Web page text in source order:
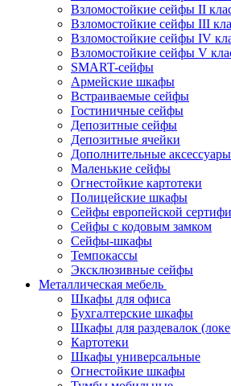
Взломостойкие сейфы II
Взломостойкие сейфы III
Взломостойкие сейфы IV
Взломостойкие сейфы V
SMART-сейфы
Армейские шкафы
Встраиваемые сейфы
Гостиничные сейфы
Депозитные сейфы
Депозитные ячейки
Дополнительные
Маленькие сейфы
Огнестойкие картотеки
Полицейские шкафы
Сейфы европейской
Сейфы с кодовым замком
Сейфы-шкафы
Темпокассы
Эксклюзивные сейфы
Металлическая мебель
Шкафы для офиса
Бухгалтерские шкафы
Шкафы для раздевалок
Картотеки
Шкафы универсальные
Огнестойкие шкафы